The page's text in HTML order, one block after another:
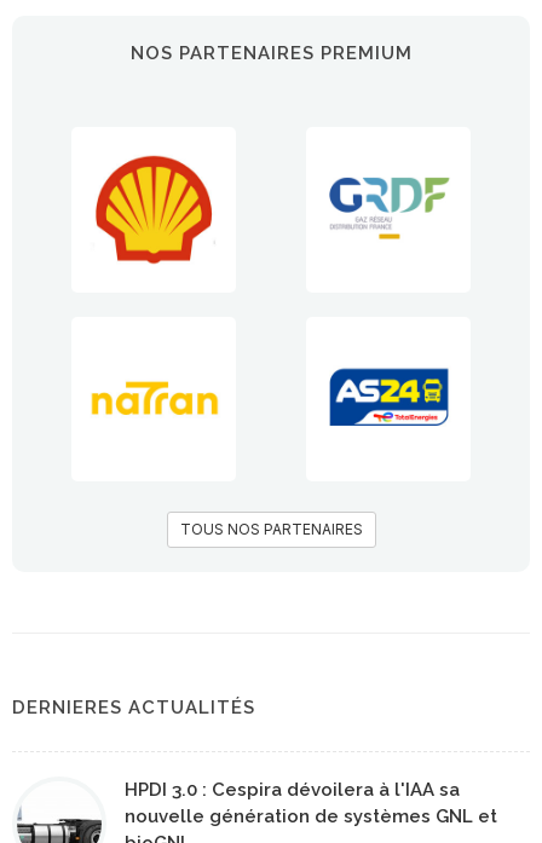
NOS PARTENAIRES PREMIUM
TOUS NOS PARTENAIRES
DERNIERES ACTUALITÉS
HPDI 3.0 : Cespira dévoilera à l'IAA sa
nouvelle génération de systèmes GNL et